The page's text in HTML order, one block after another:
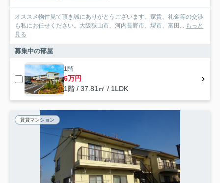
オススメ物件見て頂き誠にありがとうございます。家賃、礼金等の交渉
も私にお任せください。大阪狭山市、河内長野市、堺市、富田... もっと
見る
募集中の部屋
1階
6万円
1階 / 37.81㎡ / 1LDK
賃貸マンション